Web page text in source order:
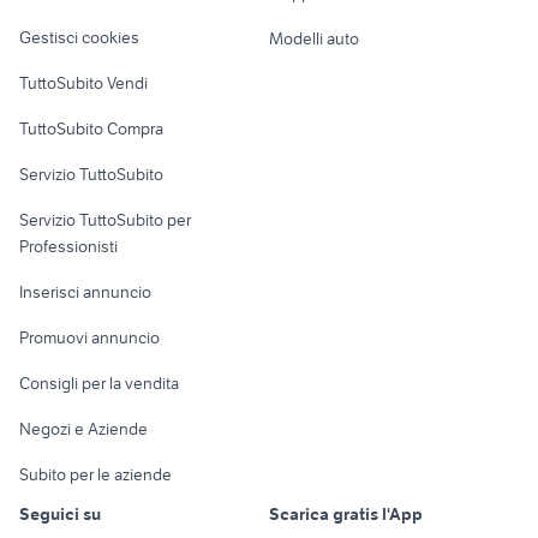
Informatica
Console e
Fotografia
Telefonia
Biciclette
Gestisci cookies
TuttoSubito Vendi
TuttoSubito Compra
Servizio TuttoSubito
Servizio TuttoSubito per
Professionisti
Inserisci annuncio
Promuovi annuncio
Consigli per la vendita
Negozi e Aziende
Subito per le aziende
Modelli auto
Seguici su Scarica gratis l'App